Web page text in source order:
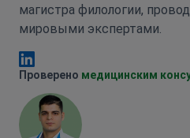
магистра филологии,
мировыми экспертами.
Анна Леонова Linkedin
Проверено медицинским